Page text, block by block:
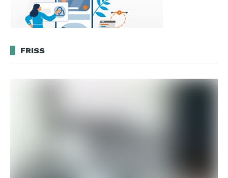
FRISS